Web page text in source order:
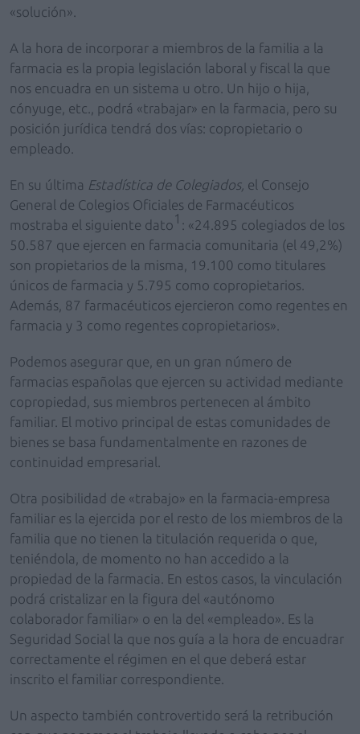
«solución».
A la hora de incorporar a miembros de la familia a la
farmacia es la propia legislación laboral y fiscal la que
nos encuadra en un sistema u otro. Un hijo o hija,
cónyuge, etc., podrá «trabajar» en la farmacia, pero su
posición jurídica tendrá dos vías: copropietario o
empleado.
En su última Estadística de Colegiados, el Consejo
General de Colegios Oficiales de Farmacéuticos
mostraba el siguiente dato1 : «24.895 colegiados de los
50.587 que ejercen en farmacia comunitaria (el 49,2%)
son propietarios de la misma, 19.100 como titulares
únicos de farmacia y 5.795 como copropietarios.
Además, 87 farmacéuticos ejercieron como regentes en
farmacia y 3 como regentes copropietarios».
Podemos asegurar que, en un gran número de
farmacias españolas que ejercen su actividad mediante
copropiedad, sus miembros pertenecen al ámbito
familiar. El motivo principal de estas comunidades de
bienes se basa fundamentalmente en razones de
continuidad empresarial.
Otra posibilidad de «trabajo» en la farmacia-empresa
familiar es la ejercida por el resto de los miembros de la
familia que no tienen la titulación requerida o que,
teniéndola, de momento no han accedido a la
propiedad de la farmacia. En estos casos, la vinculación
podrá cristalizar en la figura del «autónomo
colaborador familiar» o en la del «empleado». Es la
Seguridad Social la que nos guía a la hora de encuadrar
correctamente el régimen en el que deberá estar
inscrito el familiar correspondiente.
Un aspecto también controvertido será la retribución